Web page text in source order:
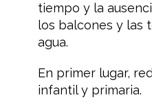
tiempo y la
los balcones y las
agua.
En primer lugar,
infantil y primaria.